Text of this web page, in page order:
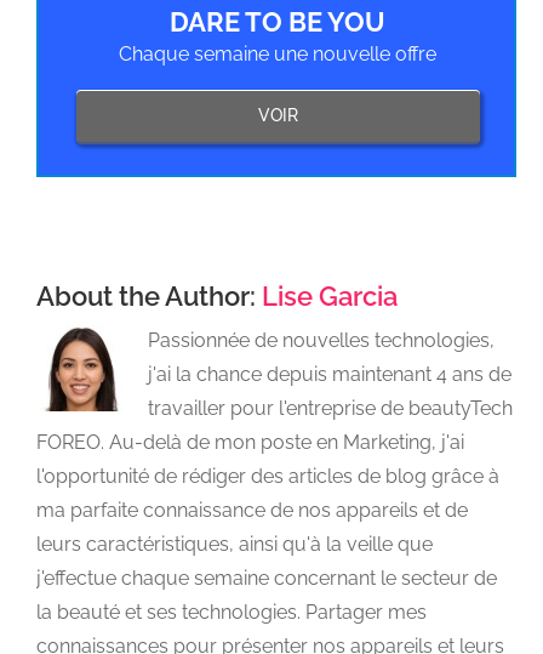
DARE TO BE YOU
Chaque semaine une nouvelle offre
VOIR
About the Author: Lise Garcia
Passionnée de nouvelles technologies,
j'ai la chance depuis maintenant 4 ans de
travailler pour l'entreprise de beautyTech
FOREO. Au-delà de mon poste en Marketing, j'ai
l'opportunité de rédiger des articles de blog grâce à
ma parfaite connaissance de nos appareils et de
leurs caractéristiques, ainsi qu'à la veille que
j'effectue chaque semaine concernant le secteur de
la beauté et ses technologies. Partager mes
connaissances pour présenter nos appareils et leurs